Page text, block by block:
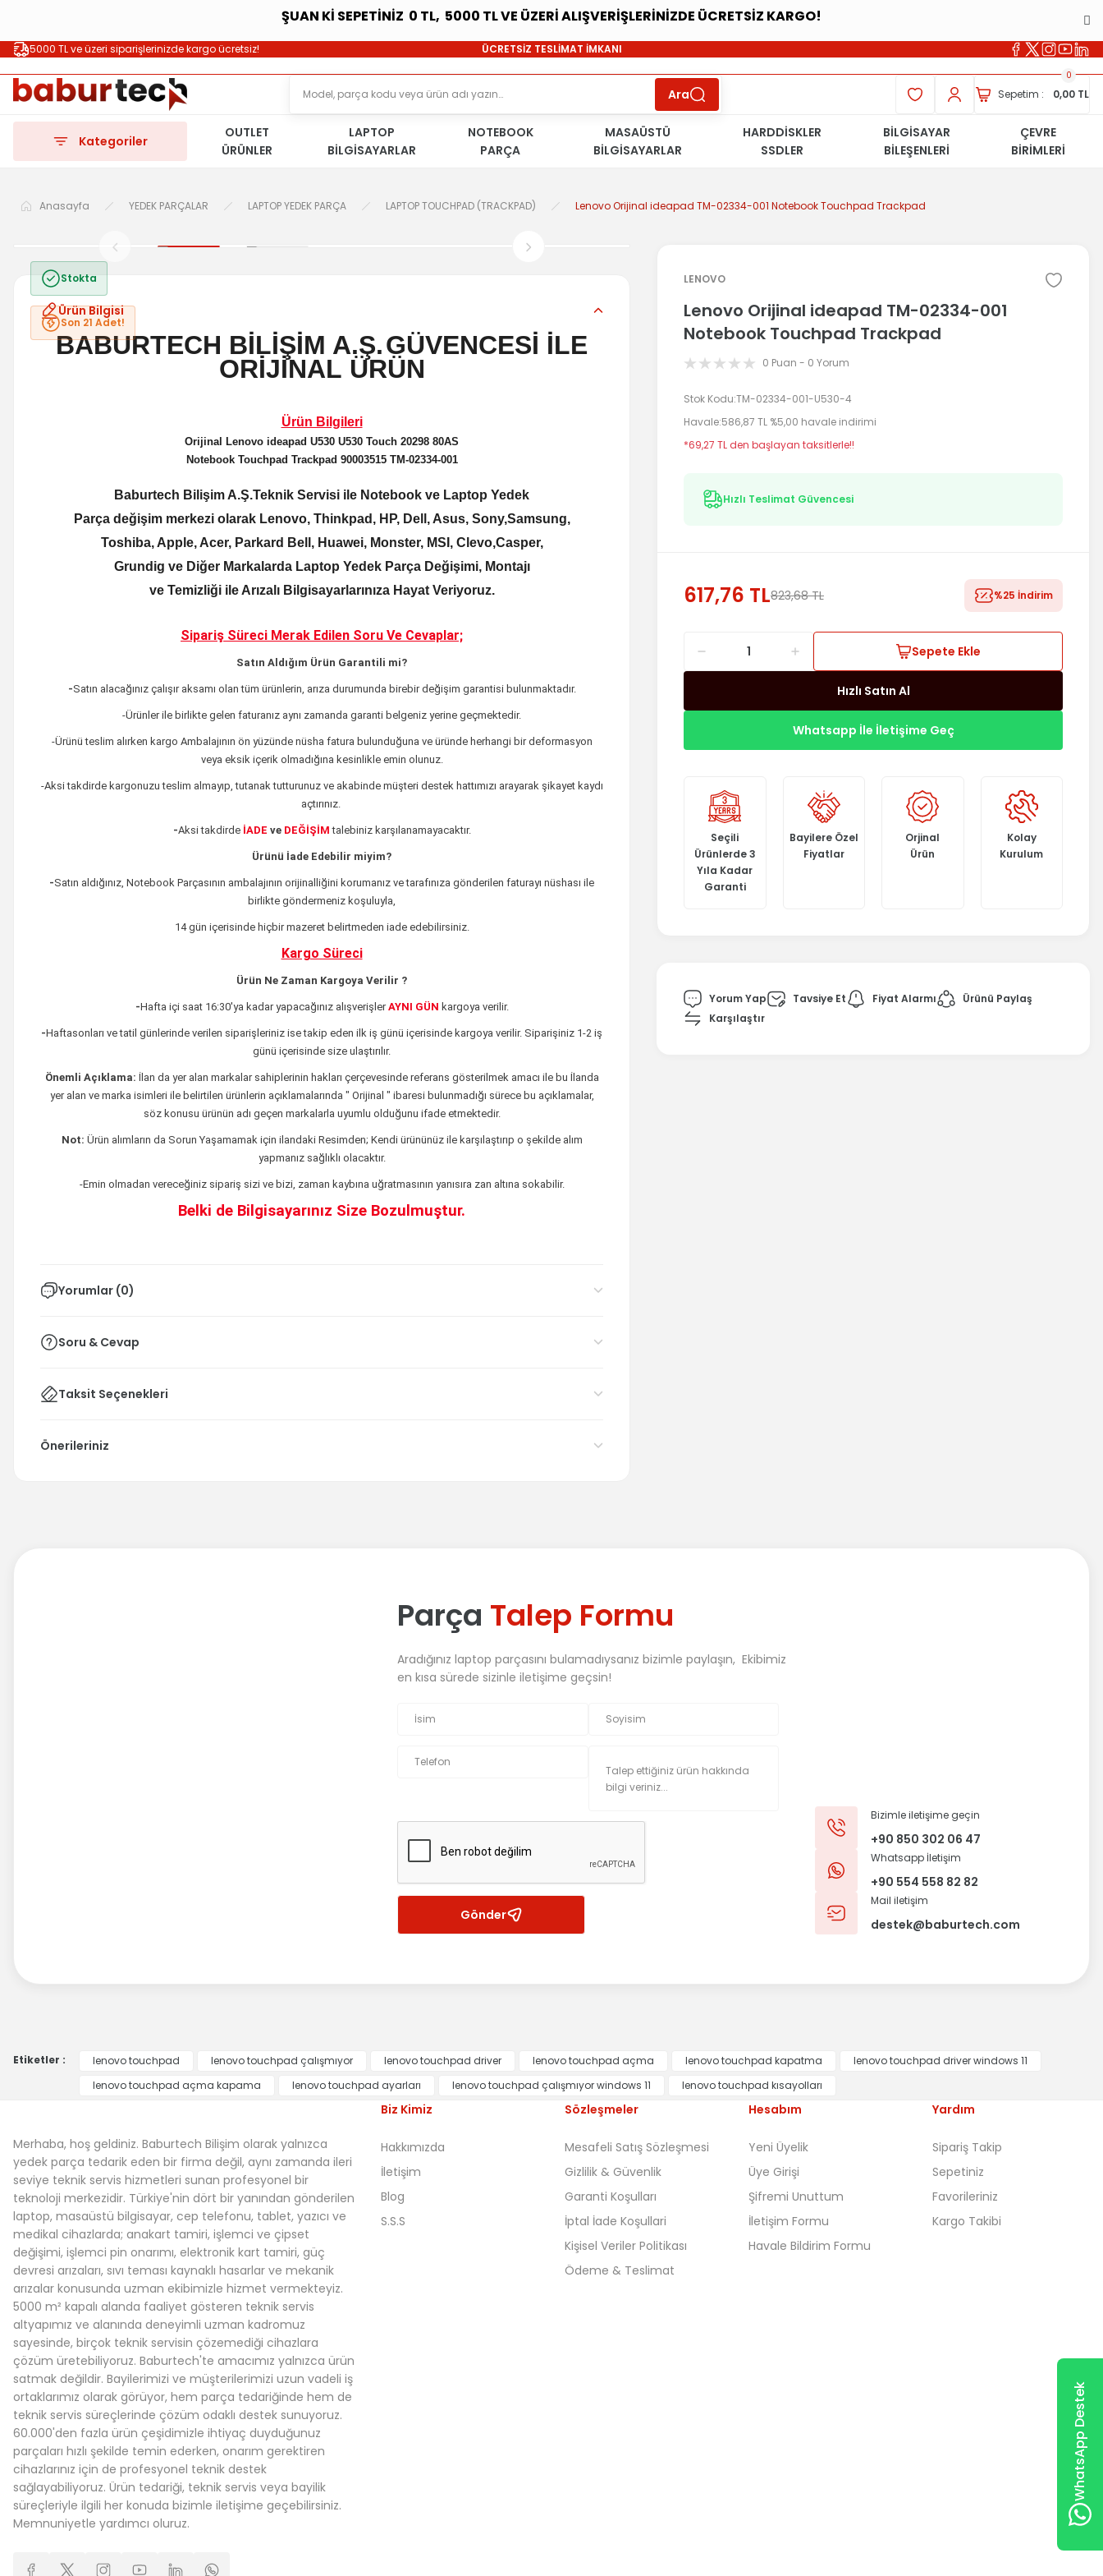
ŞUAN Kİ SEPETİNİZ 0 TL, 5000 TL VE ÜZERİ ALIŞVERİŞLERİNİZDE ÜCRETSİZ KARGO!
5000 TL ve üzeri siparişlerinizde kargo ücretsiz!
ÜCRETSİZ TESLİMAT İMKANI
ÜCRETSİZ TESLİMAT İMKANI
KOŞULSUZ İADE HAKKI
SÜRDÜRÜLEBİLİR ÜRÜNLER
Ara Sepetim : 0,00 TL
0
Kategoriler
OUTLET
ÜRÜNLER
LAPTOP
BİLGİSAYARLAR
NOTEBOOK
PARÇA
MASAÜSTÜ
BİLGİSAYARLAR
HARDDİSKLER
SSDLER
BİLGİSAYAR
BİLEŞENLERİ
ÇEVRE
BİRİMLERİ
Anasayfa YEDEK PARÇALAR LAPTOP YEDEK PARÇA LAPTOP TOUCHPAD (TRACKPAD) Lenovo Orijinal ideapad TM-02334-001 Notebook Touchpad Trackpad
Stokta
Son 21 Adet!
Ürün Bilgisi
BABURTECH BİLİŞİM A.Ş.GÜVENCESİ İLE
ORİJİNAL ÜRÜN
Ürün Bilgileri
Orijinal Lenovo ideapad U530 U530 Touch 20298 80AS
Notebook Touchpad Trackpad 90003515 TM-02334-001
Baburtech Bilişim A.Ş.Teknik Servisi ile Notebook ve Laptop Yedek
Parça değişim merkezi olarak Lenovo, Thinkpad, HP, Dell, Asus, Sony,Samsung,
Toshiba, Apple, Acer, Parkard Bell, Huawei, Monster, MSI, Clevo,Casper,
Grundig ve Diğer Markalarda Laptop Yedek Parça Değişimi, Montajı
ve Temizliği ile Arızalı Bilgisayarlarınıza Hayat Veriyoruz.
Sipariş Süreci Merak Edilen Soru Ve Cevaplar;
Satın Aldığım Ürün Garantili mi?
-Satın alacağınız çalışır aksamı olan tüm ürünlerin, arıza durumunda birebir değişim garantisi bulunmaktadır.
-Ürünler ile birlikte gelen faturanız aynı zamanda garanti belgeniz yerine geçmektedir.
-Ürünü teslim alırken kargo Ambalajının ön yüzünde nüsha fatura bulunduğuna ve üründe herhangi bir deformasyon
veya eksik içerik olmadığına kesinlikle emin olunuz.
-Aksi takdirde kargonuzu teslim almayıp, tutanak tutturunuz ve akabinde müşteri destek hattımızı arayarak şikayet kaydı
açtırınız.
-Aksi takdirde İADE ve DEĞİŞİM talebiniz karşılanamayacaktır.
Ürünü İade Edebilir miyim?
-Satın aldığınız, Notebook Parçasının ambalajının orijinalliğini korumanız ve tarafınıza gönderilen faturayı nüshası ile
birlikte göndermeniz koşuluyla,
14 gün içerisinde hiçbir mazeret belirtmeden iade edebilirsiniz.
Kargo Süreci
Ürün Ne Zaman Kargoya Verilir ?
-Hafta içi saat 16:30'ya kadar yapacağınız alışverişler AYNI GÜN kargoya verilir.
-Haftasonları ve tatil günlerinde verilen siparişleriniz ise takip eden ilk iş günü içerisinde kargoya verilir. Siparişiniz 1-2 iş
günü içerisinde size ulaştırılır.
Önemli Açıklama: İlan da yer alan markalar sahiplerinin hakları çerçevesinde referans gösterilmek amacı ile bu İlanda
yer alan ve marka isimleri ile belirtilen ürünlerin açıklamalarında " Orijinal " ibaresi bulunmadığı sürece bu açıklamalar,
söz konusu ürünün adı geçen markalarla uyumlu olduğunu ifade etmektedir.
Not: Ürün alımların da Sorun Yaşamamak için ilandaki Resimden; Kendi ürününüz ile karşılaştırıp o şekilde alım
yapmanız sağlıklı olacaktır.
-Emin olmadan vereceğiniz sipariş sizi ve bizi, zaman kaybına uğratmasının yanısıra zan altına sokabilir.
Belki de Bilgisayarınız Size Bozulmuştur.
Yorumlar (0)
Soru & Cevap
Taksit Seçenekleri
Önerileriniz
LENOVO
Lenovo Orijinal ideapad TM-02334-001
Notebook Touchpad Trackpad
0 Puan - 0 Yorum
Stok Kodu TM-02334-001-U530-4
Havale 586,87 TL %5,00 havale indirimi
*69,27 TL den başlayan taksitlerle!!
Hızlı Teslimat Güvencesi
617,76 TL823,68 TL %25 İndirim
Sepete Ekle
Hızlı Satın Al
Whatsapp İle İletişime Geç
Seçili
Ürünlerde 3
Yıla Kadar
Garanti
Bayilere Özel
Fiyatlar
Orjinal
Ürün
Kolay
Kurulum
Yorum Yap Tavsiye Et Fiyat Alarmı
Ürünü Paylaş
Karşılaştır
Parça Talep Formu
Aradığınız laptop parçasını bulamadıysanız bizimle paylaşın, Ekibimiz
en kısa sürede sizinle iletişime geçsin!
Gönder
Bizimle iletişime geçin
+90 850 302 06 47
Whatsapp İletişim
+90 554 558 82 82
Mail iletişim
destek@baburtech.com
Etiketler : lenovo touchpad lenovo touchpad çalışmıyor lenovo touchpad driver lenovo touchpad açma lenovo touchpad kapatma
lenovo touchpad driver windows 11
lenovo touchpad açma kapama
lenovo touchpad ayarları lenovo touchpad çalışmıyor windows 11 lenovo touchpad kısayolları
Merhaba, hoş geldiniz. Baburtech Bilişim olarak yalnızca
yedek parça tedarik eden bir firma değil, aynı zamanda ileri
seviye teknik servis hizmetleri sunan profesyonel bir
teknoloji merkezidir. Türkiye'nin dört bir yanından gönderilen
laptop, masaüstü bilgisayar, cep telefonu, tablet, yazıcı ve
medikal cihazlarda; anakart tamiri, işlemci ve çipset
değişimi, işlemci pin onarımı, elektronik kart tamiri, güç
devresi arızaları, sıvı teması kaynaklı hasarlar ve mekanik
arızalar konusunda uzman ekibimizle hizmet vermekteyiz.
5000 m² kapalı alanda faaliyet gösteren teknik servis
altyapımız ve alanında deneyimli uzman kadromuz
sayesinde, birçok teknik servisin çözemediği cihazlara
çözüm üretebiliyoruz. Baburtech'te amacımız yalnızca ürün
satmak değildir. Bayilerimizi ve müşterilerimizi uzun vadeli iş
ortaklarımız olarak görüyor, hem parça tedariğinde hem de
teknik servis süreçlerinde çözüm odaklı destek sunuyoruz.
60.000'den fazla ürün çeşidimizle ihtiyaç duyduğunuz
parçaları hızlı şekilde temin ederken, onarım gerektiren
cihazlarınız için de profesyonel teknik destek
sağlayabiliyoruz. Ürün tedariği, teknik servis veya bayilik
süreçleriyle ilgili her konuda bizimle iletişime geçebilirsiniz.
Memnuniyetle yardımcı oluruz.
Biz Kimiz
Hakkımızda
İletişim
Blog
S.S.S
Sözleşmeler
Mesafeli Satış Sözleşmesi
Gizlilik & Güvenlik
Garanti Koşulları
İptal İade Koşullari
Kişisel Veriler Politikası
Ödeme & Teslimat
Hesabım
Yeni Üyelik
Üye Girişi
Şifremi Unuttum
İletişim Formu
Havale Bildirim Formu
Yardım
Sipariş Takip
Sepetiniz
Favorileriniz
Kargo Takibi
WhatsApp Destek